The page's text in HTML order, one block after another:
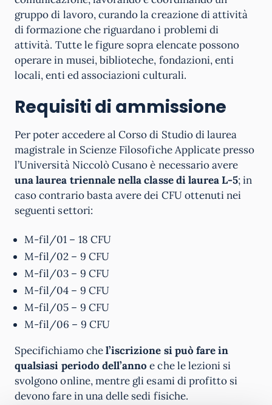
gruppo di lavoro, curando la creazione di attività
di formazione che riguardano i problemi di
attività. Tutte le figure sopra elencate possono
operare in musei, biblioteche, fondazioni, enti
locali, enti ed associazioni culturali.
Requisiti di ammissione
Per poter accedere al Corso di Studio di laurea
magistrale in Scienze Filosofiche Applicate presso
l’Università Niccolò Cusano è necessario avere
una laurea triennale nella classe di laurea L-5; in
caso contrario basta avere dei CFU ottenuti nei
seguenti settori:
M-fil/01 – 18 CFU
M-fil/02 – 9 CFU
M-fil/03 – 9 CFU
M-fil/04 – 9 CFU
M-fil/05 – 9 CFU
M-fil/06 – 9 CFU
Specifichiamo chel’iscrizione si può fare in
qualsiasi periodo dell’anno e che le lezioni si
svolgono online, mentre gli esami di profitto si
devono fare in una delle sedi fisiche.